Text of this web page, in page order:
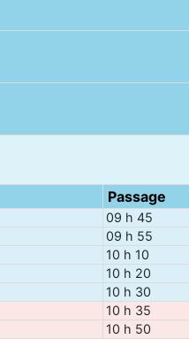
Passage
09 h 45
09 h 55
10 h 10
10 h 20
10 h 30
10 h 35
10 h 50